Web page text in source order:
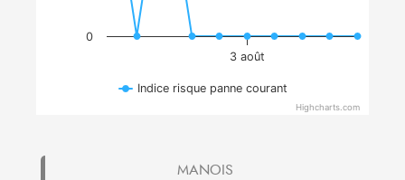
3 août
0
Indice risque panne courant
Highcharts.com
MANOIS